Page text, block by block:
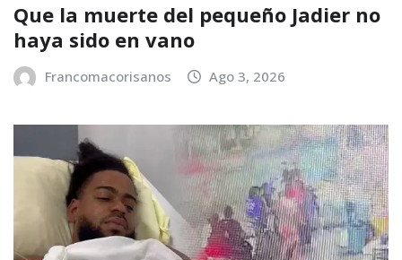
Que la muerte del pequeño Jadier no
haya sido en vano
Francomacorisanos Ago 3, 2026